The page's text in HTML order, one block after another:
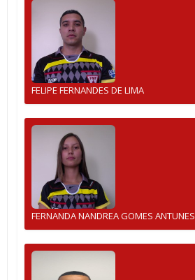
FELIPE FERNANDES DE LIMA
FERNANDA NANDREA GOMES ANTUNES